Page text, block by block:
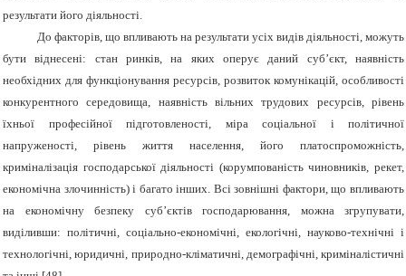
результати його діяльності.
До факторів, що впливають на результати усіх видів діяльності, можуть
бути віднесені: стан ринків, на яких оперує даний суб’єкт, наявність
необхідних для функціонування ресурсів, розвиток комунікацій, особливості
конкурентного середовища, наявність вільних трудових ресурсів, рівень
їхньої професійної підготовленості, міра соціальної і політичної
напруженості, рівень життя населення, його платоспроможність,
криміналізація господарської діяльності (корумпованість чиновників, рекет,
економічна злочинність) і багато інших. Всі зовнішні фактори, що впливають
на економічну безпеку суб’єктів господарювання, можна згрупувати,
виділивши: політичні, соціально-економічні, екологічні, науково-технічні і
технологічні, юридичні, природно-кліматичні, демографічні, криміналістичні